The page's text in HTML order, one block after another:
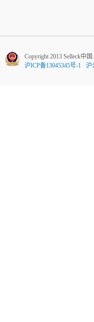
Copyright 2013 Selleck中
沪ICP备13045345号-1
沪